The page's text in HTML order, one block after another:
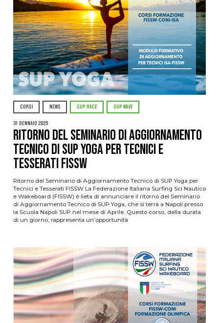
CORSI NEWS SUP RACE SUP WAVE
31 Gennaio 2025
Ritorno del Seminario di Aggiornamento
Tecnico di SUP Yoga per Tecnici e
Tesserati FISSW
Ritorno del Seminario di Aggiornamento Tecnico di SUP Yoga per
Tecnici e Tesserati FISSW La Federazione Italiana Surfing Sci Nautico
e Wakeboard (FISSW) è lieta di annunciare il ritorno del Seminario
di Aggiornamento Tecnico di SUP Yoga, che si terrà a Napoli presso
la Scuola Napoli SUP nel mese di Aprile. Questo corso, della durata
di un giorno, rappresenta un’opportunità